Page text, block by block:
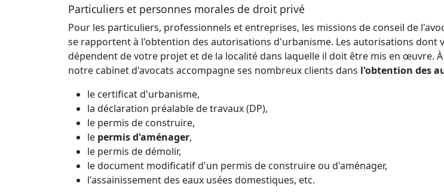
Particuliers et personnes morales de droit privé
Pour les particuliers, professionnels et entreprises, les missions de conseil de
se rapportent à l'obtention des autorisations d'urbanisme. Les autorisations dont
dépendent de votre projet et de la localité dans laquelle il doit être mis en œuvre. À
notre cabinet d'avocats accompagne ses nombreux clients dans l'obtention des
le certificat d'urbanisme,
la déclaration préalable de travaux (DP),
le permis de construire,
le permis d'aménager,
le permis de démolir,
le document modificatif d'un permis de construire ou d'aménager,
l'assainissement des eaux usées domestiques, etc.